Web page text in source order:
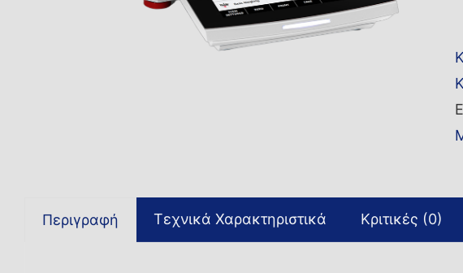
Περιγραφή Τεχνικά Χαρακτηριστικά Κριτικές (0)